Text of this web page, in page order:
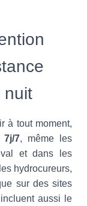
nuit
à tout moment,
7j/7, même les
et dans les
hydrocureurs,
sur des sites
aussi le